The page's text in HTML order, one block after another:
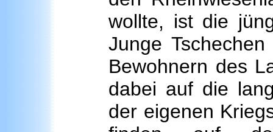
wollte, ist die
Junge
Bewohnern des
dabei auf die
der eigenen